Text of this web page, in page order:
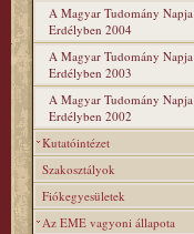
A Magyar Tudomány Napja
Erdélyben 2004
A Magyar Tudomány Napja
Erdélyben 2003
A Magyar Tudomány Napja
Erdélyben 2002
Kutatóintézet
Szakosztályok
Fiókegyesületek
Az EME vagyoni állapota